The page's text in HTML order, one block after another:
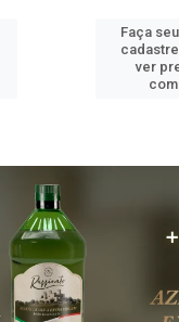
Faça
ver